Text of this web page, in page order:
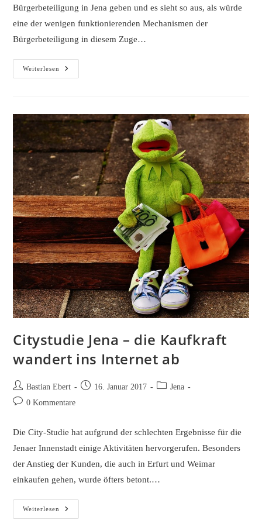
Bürgerbeteiligung in Jena geben und es sieht so aus, als würde
eine der wenigen funktionierenden Mechanismen der
Bürgerbeteiligung in diesem Zuge…
Weiterlesen
Wird
Der
Citystudie Jena – die Kaufkraft
wandert ins Internet ab
Beitrags-
Autor:
Bastian Ebert
Beitrag16. Januar 2017
Beitrags-
Jena
Beitrags-0 Kommentare
Die City-Studie hat aufgrund der schlechten Ergebnisse für die
Jenaer Innenstadt einige Aktivitäten hervorgerufen. Besonders
der Anstieg der Kunden, die auch in Erfurt und Weimar
einkaufen gehen, wurde öfters betont.…
Weiterlesen
Citystudie
Jena